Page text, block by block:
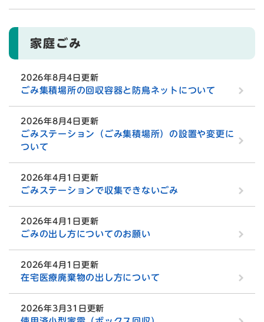
家庭ごみ
2026年8月4日更新
ごみ集積場所の回収容器と防鳥ネットについて
2026年8月4日更新
ごみステーション（ごみ集積場所）の設置や変更に
ついて
2026年4月1日更新
ごみステーションで収集できないごみ
2026年4月1日更新
ごみの出し方についてのお願い
2026年4月1日更新
在宅医療廃棄物の出し方について
2026年3月31日更新